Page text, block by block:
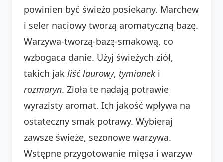
powinien być świeżo posiekany. Marchew
i seler naciowy tworzą aromatyczną bazę.
Warzywa-tworzą-bazę-smakową, co
wzbogaca danie. Użyj świeżych ziół,
takich jak liść laurowy, tymianek i
rozmaryn. Zioła te nadają potrawie
wyrazisty aromat. Ich jakość wpływa na
ostateczny smak potrawy. Wybieraj
zawsze świeże, sezonowe warzywa.
Wstępne przygotowanie mięsa i warzyw